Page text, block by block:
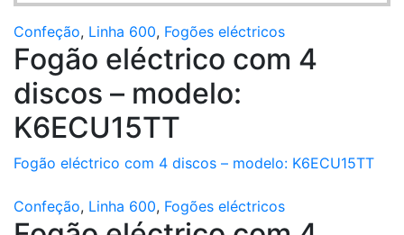
Confeção, Linha 600, Fogões eléctricos
Fogão eléctrico com 4
discos – modelo:
K6ECU15TT
Fogão eléctrico com 4 discos – modelo: K6ECU15TT
Confeção, Linha 600, Fogões eléctricos